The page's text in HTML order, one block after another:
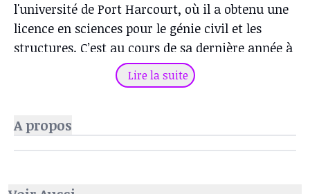
l'université de Port Harcourt, où il a obtenu une
licence en sciences pour le génie civil et les
structures. C’est au cours de sa dernière année à
l'université qu’il a décidé de poursuivre sa
passion pour l’art. Il a ainsi appris et développé
autodidacte, il se tourne vers la figuration et
Lire la suite
A propos